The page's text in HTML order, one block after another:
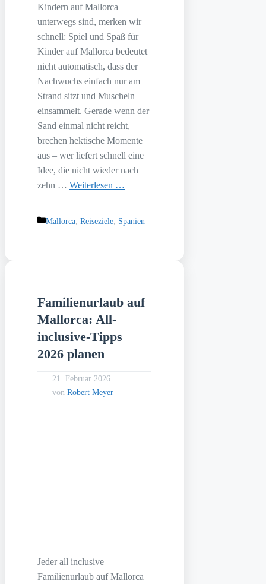
Kindern auf Mallorca
unterwegs sind, merken wir
schnell: Spiel und Spaß für
Kinder auf Mallorca bedeutet
nicht automatisch, dass der
Nachwuchs einfach nur am
Strand sitzt und Muscheln
einsammelt. Gerade wenn der
Sand einmal nicht reicht,
brechen hektische Momente
aus – wer liefert schnell eine
Idee, die nicht wieder nach
zehn … Weiterlesen …
Kategorien
Mallorca,Reiseziele, Spanien
Familienurlaub auf
Mallorca: All-
inclusive-Tipps
2026 planen
21. Februar 2026
von Robert Meyer
Jeder all inclusive
Familienurlaub auf Mallorca